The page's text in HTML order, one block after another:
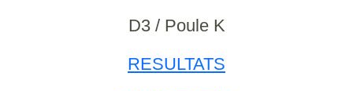
D3 / Poule K
RESULTATS